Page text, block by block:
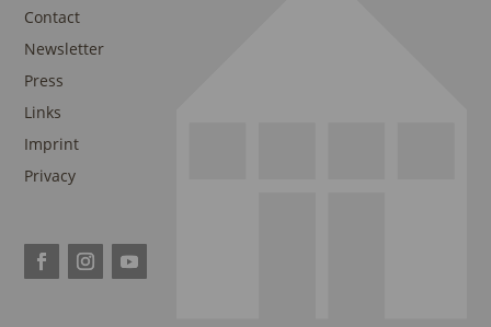
Contact
Newsletter
Press
Links
Imprint
Privacy